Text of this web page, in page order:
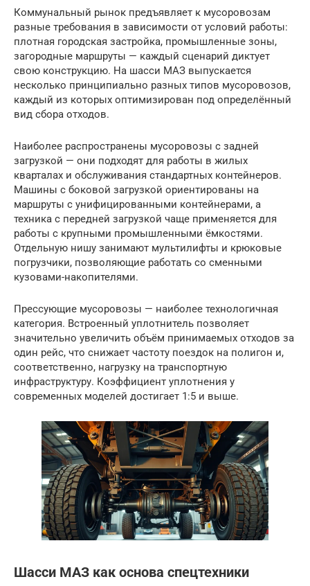
Коммунальный рынок предъявляет к мусоровозам
разные требования в зависимости от условий работы:
плотная городская застройка, промышленные зоны,
загородные маршруты — каждый сценарий диктует
свою конструкцию. На шасси МАЗ выпускается
несколько принципиально разных типов мусоровозов,
каждый из которых оптимизирован под определённый
вид сбора отходов.
Наиболее распространены мусоровозы с задней
загрузкой — они подходят для работы в жилых
кварталах и обслуживания стандартных контейнеров.
Машины с боковой загрузкой ориентированы на
маршруты с унифицированными контейнерами, а
техника с передней загрузкой чаще применяется для
работы с крупными промышленными ёмкостями.
Отдельную нишу занимают мультилифты и крюковые
погрузчики, позволяющие работать со сменными
кузовами-накопителями.
Прессующие мусоровозы — наиболее технологичная
категория. Встроенный уплотнитель позволяет
значительно увеличить объём принимаемых отходов за
один рейс, что снижает частоту поездок на полигон и,
соответственно, нагрузку на транспортную
инфраструктуру. Коэффициент уплотнения у
современных моделей достигает 1:5 и выше.
Шасси МАЗ как основа спецтехники